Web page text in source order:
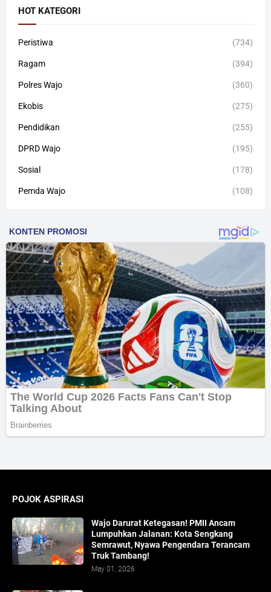
HOT KATEGORI
Peristiwa (734)
Ragam (394)
Polres Wajo (360)
Ekobis (275)
Pendidikan (255)
DPRD Wajo (195)
Sosial (178)
Pemda Wajo (108)
POJOK ASPIRASI
Wajo Darurat Ketegasan! PMII Ancam
Lumpuhkan Jalanan: Kota Sengkang
Semrawut, Nyawa Pengendara Terancam
Truk Tambang!
May 01, 2026